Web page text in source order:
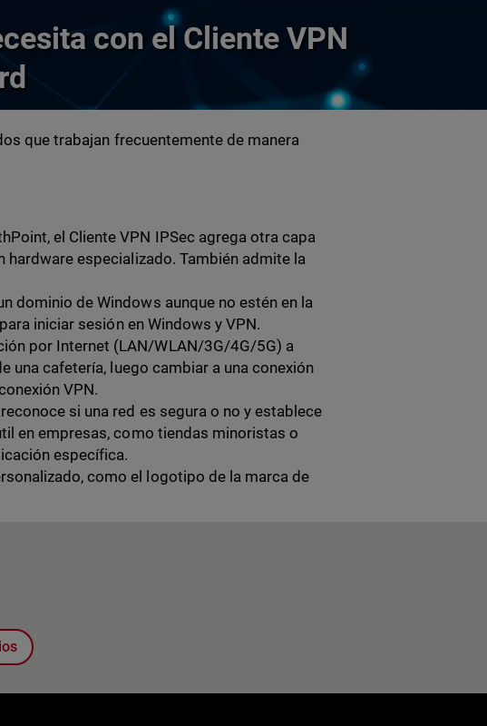
con el Cliente VPN
que trabajan frecuentemente de manera
el Cliente VPN IPSec agrega otra capa
especializado. También admite la
dominio de Windows aunque no estén en la
iniciar sesión en Windows y VPN.
por Internet (LAN/WLAN/3G/4G/5G) a
una cafetería, luego cambiar a una conexión
VPN.
si una red es segura o no y establece
en empresas, como tiendas minoristas o
específica.
como el logotipo de la marca de